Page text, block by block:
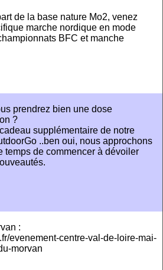
de la base nature Mo2, venez
marche nordique en mode
BFC et manche
prendrez bien une dose
?
supplémentaire de notre
..ben oui, nous approchons
temps de commencer à dévoiler
:
evenement-centre-val-de-loire-mai-
morvan